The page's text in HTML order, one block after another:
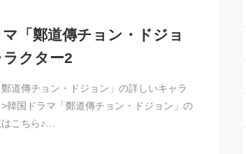
「鄭道傳チョン・ドジョ
クター2
道傳チョン・ドジョン」の詳しいキャラ
韓国ドラマ「鄭道傳チョン・ドジョン」の
こちら♪…